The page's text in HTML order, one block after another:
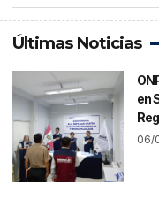
Últimas Noticias
en
06/